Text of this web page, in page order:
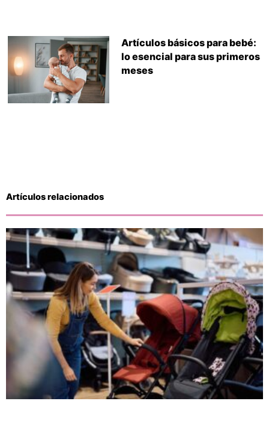
Artículos básicos para bebé:
lo esencial para sus primeros
meses
Artículos relacionados